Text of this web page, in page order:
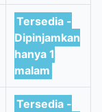
Tersedia -
Dipinjamkan
hanya 1
malam
Tersedia -